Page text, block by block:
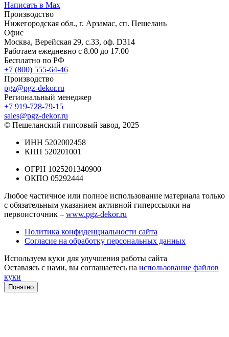
Написать в Max
Производство
Нижегородская обл., г. Арзамас, сп. Пешелань
Офис
Москва, Верейская 29, с.33, оф. D314
Работаем ежедневно с 8.00 до 17.00
Бесплатно по РФ
+7 (800) 555-64-46
Производство
pgz@pgz-dekor.ru
Региональный менеджер
+7 919-728-79-15
sales@pgz-dekor.ru
© Пешеланский гипсовый завод, 2025
ИНН 5202002458
КПП 520201001
ОГРН 1025201340900
ОКПО 05292444
Любое частичное или полное использование материала только
с обязательным указанием активной гиперссылки на
первоисточник – www.pgz-dekor.ru
Политика конфиденциальности сайта
Согласие на обработку персональных данных
Используем куки для улучшения работы сайта
Оставаясь с нами, вы соглашаетесь на использование файлов
куки
Понятно